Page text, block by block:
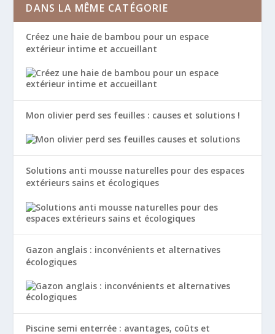
DANS LA MÊME CATÉGORIE
Créez une haie de bambou pour un espace
extérieur intime et accueillant
Mon olivier perd ses feuilles : causes et solutions !
Solutions anti mousse naturelles pour des espaces
extérieurs sains et écologiques
Gazon anglais : inconvénients et alternatives
écologiques
Piscine semi enterrée : avantages, coûts et